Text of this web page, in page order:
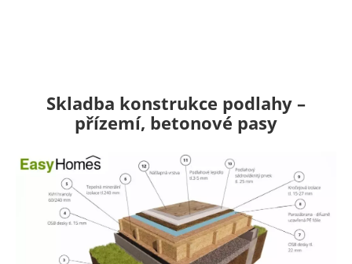
Skladba konstrukce podlahy –
přízemí, betonové pasy